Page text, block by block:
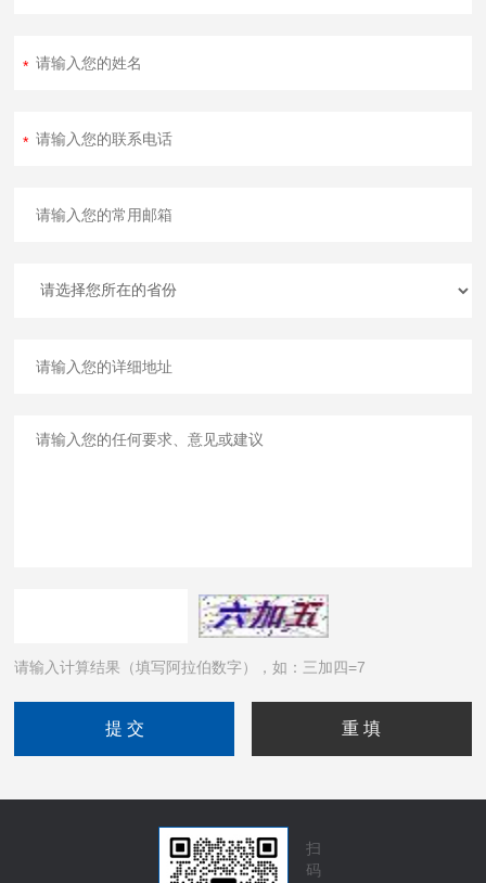
请输入计算结果（填写阿拉伯数字），如：三加四=7
扫
码